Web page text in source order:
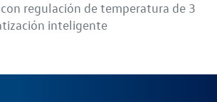
regulación de temperatura de 3
inteligente